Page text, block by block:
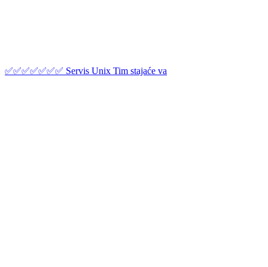
✅✅✅✅✅✅✅ Servis Unix Tim stajaće va